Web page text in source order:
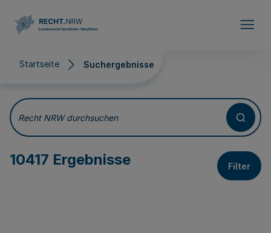
Startseite Suchergebnisse
Suchergebnisse
Recht NRW durchsuchen
10417 Ergebnisse Filter